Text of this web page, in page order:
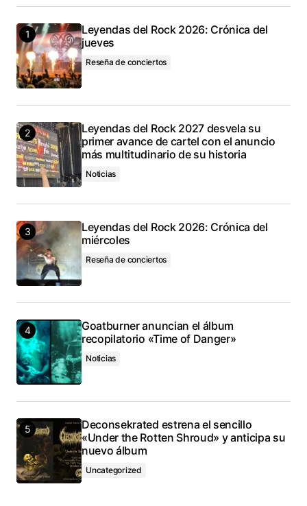
Leyendas del Rock 2026: Crónica del
jueves
Reseña de conciertos
Leyendas del Rock 2027 desvela su
primer avance de cartel con el anuncio
más multitudinario de su historia
Noticias
Leyendas del Rock 2026: Crónica del
miércoles
Reseña de conciertos
Goatburner anuncian el álbum
recopilatorio «Time of Danger»
Noticias
Deconsekrated estrena el sencillo
«Under the Rotten Shroud» y anticipa su
nuevo álbum
Uncategorized